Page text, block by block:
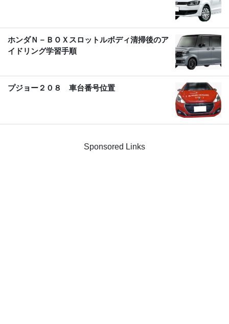
ホンダＮ－ＢＯＸスロットルボディ清掃後のア
イドリング学習手順
プジョー２０８ 車台番号位置
Sponsored Links